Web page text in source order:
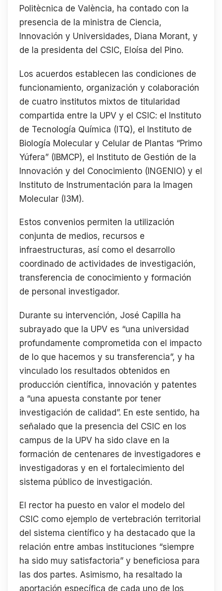
Politècnica de València, ha contado con la
presencia de la ministra de Ciencia,
Innovación y Universidades, Diana Morant, y
de la presidenta del CSIC, Eloísa del Pino.
Los acuerdos establecen las condiciones de
funcionamiento, organización y colaboración
de cuatro institutos mixtos de titularidad
compartida entre la UPV y el CSIC: el Instituto
de Tecnología Química (ITQ), el Instituto de
Biología Molecular y Celular de Plantas “Primo
Yúfera” (IBMCP), el Instituto de Gestión de la
Innovación y del Conocimiento (INGENIO) y el
Instituto de Instrumentación para la Imagen
Molecular (I3M).
Estos convenios permiten la utilización
conjunta de medios, recursos e
infraestructuras, así como el desarrollo
coordinado de actividades de investigación,
transferencia de conocimiento y formación
de personal investigador.
Durante su intervención, José Capilla ha
subrayado que la UPV es “una universidad
profundamente comprometida con el impacto
de lo que hacemos y su transferencia”, y ha
vinculado los resultados obtenidos en
producción científica, innovación y patentes
a “una apuesta constante por tener
investigación de calidad”. En este sentido, ha
señalado que la presencia del CSIC en los
campus de la UPV ha sido clave en la
formación de centenares de investigadores e
investigadoras y en el fortalecimiento del
sistema público de investigación.
El rector ha puesto en valor el modelo del
CSIC como ejemplo de vertebración territorial
del sistema científico y ha destacado que la
relación entre ambas instituciones “siempre
ha sido muy satisfactoria” y beneficiosa para
las dos partes. Asimismo, ha resaltado la
aportación específica de cada uno de los